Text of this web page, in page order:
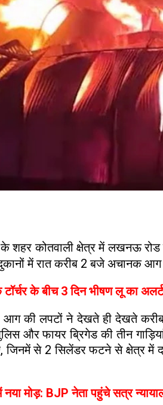
के शहर कोतवाली क्षेत्र में लखनऊ
में रात करीब 2 बजे अचानक
के बीच 3 दिन भीषण लू का
आग की लपटों ने देखते ही देखते
और फायर ब्रिगेड की तीन
से 2 सिलेंडर फटने से क्षेत्र में
मोड़: BJP नेता पहुंचे सत्र